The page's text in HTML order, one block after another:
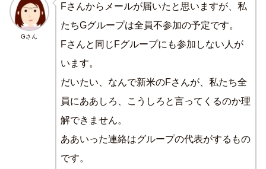
Gさん
Fさんからメールが届いたと思いますが、私
たちGグループは全員不参加の予定です。
Fさんと同じFグループにも参加しない人が
います。
だいたい、なんで新米のFさんが、私たち全
員にああしろ、こうしろと言ってくるのか理
解できません。
ああいった連絡はグループの代表がするもの
です。